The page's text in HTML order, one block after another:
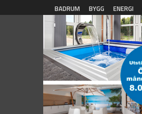
Hoppa till huvudinnehåll
BADRUM BYGG ENERGI